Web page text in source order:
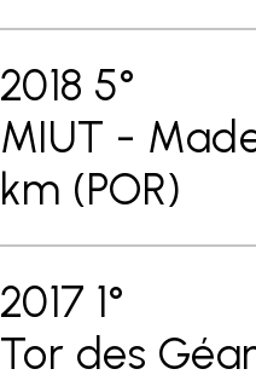
2018 5°
MIUT -
km (POR)
2017 1°
Tor des